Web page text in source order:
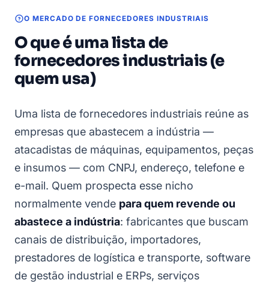
O MERCADO DE FORNECEDORES INDUSTRIAIS
O que é uma lista de
fornecedores industriais (e
quem usa)
Uma lista de fornecedores industriais reúne as
empresas que abastecem a indústria —
atacadistas de máquinas, equipamentos, peças
e insumos — com CNPJ, endereço, telefone e
e-mail. Quem prospecta esse nicho
normalmente vende para quem revende ou
abastece a indústria: fabricantes que buscam
canais de distribuição, importadores,
prestadores de logística e transporte, software
de gestão industrial e ERPs, serviços